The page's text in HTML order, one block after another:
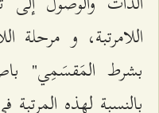
اللامرتبة، و مرحلة
بشرط المَقسَمِي"
بالنسبة لهذه